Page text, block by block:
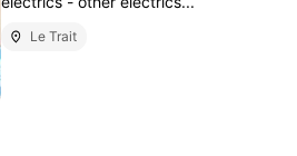
Le Trait